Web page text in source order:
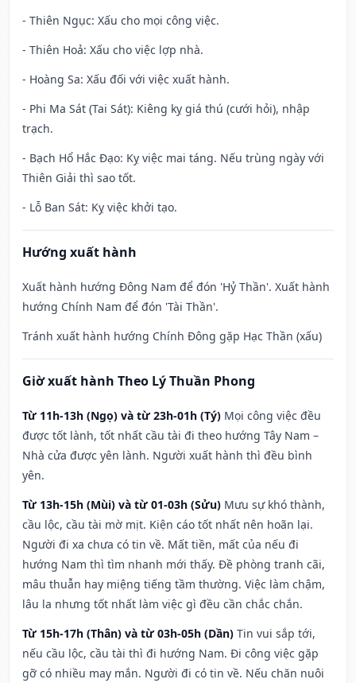
- Thiên Ngục: Xấu cho mọi công việc.
- Thiên Hoả: Xấu cho việc lợp nhà.
- Hoàng Sa: Xấu đối với việc xuất hành.
- Phi Ma Sát (Tai Sát): Kiêng kỵ giá thú (cưới hỏi), nhập
trạch.
- Bạch Hổ Hắc Đạo: Kỵ việc mai táng. Nếu trùng ngày với
Thiên Giải thì sao tốt.
- Lỗ Ban Sát: Kỵ việc khởi tạo.
Hướng xuất hành
Xuất hành hướng Đông Nam để đón 'Hỷ Thần'. Xuất hành
hướng Chính Nam để đón 'Tài Thần'.
Tránh xuất hành hướng Chính Đông gặp Hạc Thần (xấu)
Giờ xuất hành Theo Lý Thuần Phong
Từ 11h-13h (Ngọ) và từ 23h-01h (Tý) Mọi công việc đều
được tốt lành, tốt nhất cầu tài đi theo hướng Tây Nam –
Nhà cửa được yên lành. Người xuất hành thì đều bình
yên.
Từ 13h-15h (Mùi) và từ 01-03h (Sửu) Mưu sự khó thành,
cầu lộc, cầu tài mờ mịt. Kiện cáo tốt nhất nên hoãn lại.
Người đi xa chưa có tin về. Mất tiền, mất của nếu đi
hướng Nam thì tìm nhanh mới thấy. Đề phòng tranh cãi,
mâu thuẫn hay miệng tiếng tầm thường. Việc làm chậm,
lâu la nhưng tốt nhất làm việc gì đều cần chắc chắn.
Từ 15h-17h (Thân) và từ 03h-05h (Dần) Tin vui sắp tới,
nếu cầu lộc, cầu tài thì đi hướng Nam. Đi công việc gặp
gỡ có nhiều may mắn. Người đi có tin về. Nếu chăn nuôi